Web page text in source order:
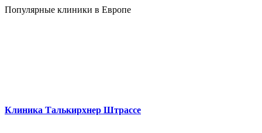
Популярные клиники в Европе
Клиника Талькирхнер Штрассе